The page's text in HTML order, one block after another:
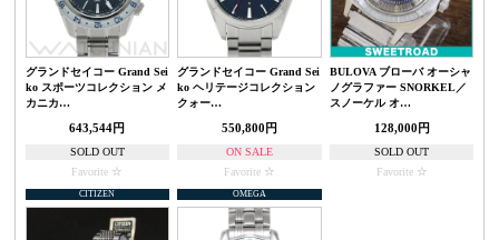
グランドセイコー Grand Sei
ko スポーツコレクション メ
カニカ…
643,544円
SOLD OUT
Favorite
グランドセイコー Grand Sei
ko ヘリテージコレクション
クォー…
550,800円
ON SALE
Favorite
BULOVA ブローバ オーシャ
ノグラファー SNORKEL／
スノーケル オ…
128,000円
SOLD OUT
Favorite
CITIZEN OMEGA